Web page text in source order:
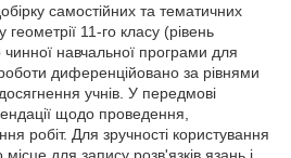
самостійних та тематичних
геометрії 11-го класу (рівень
чинної навчальної програми для
диференційовано за рівнями
учнів. У передмові
щодо проведення,
робіт. Для зручності користування
для запису розв'язків язань і